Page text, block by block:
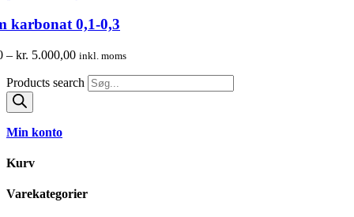
karbonat 0,1-0,3
– kr. 5.000,00 inkl. moms
Products search
Min konto
Kurv
Varekategorier